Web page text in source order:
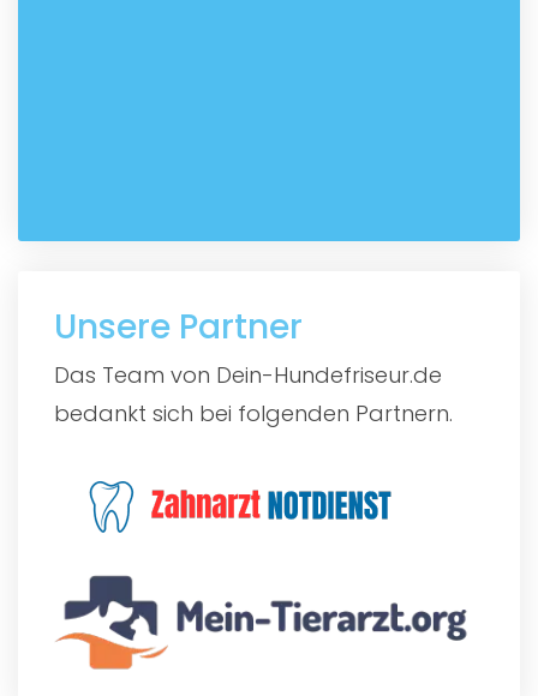
Unsere Partner
Das Team von Dein-Hundefriseur.de
bedankt sich bei folgenden Partnern.